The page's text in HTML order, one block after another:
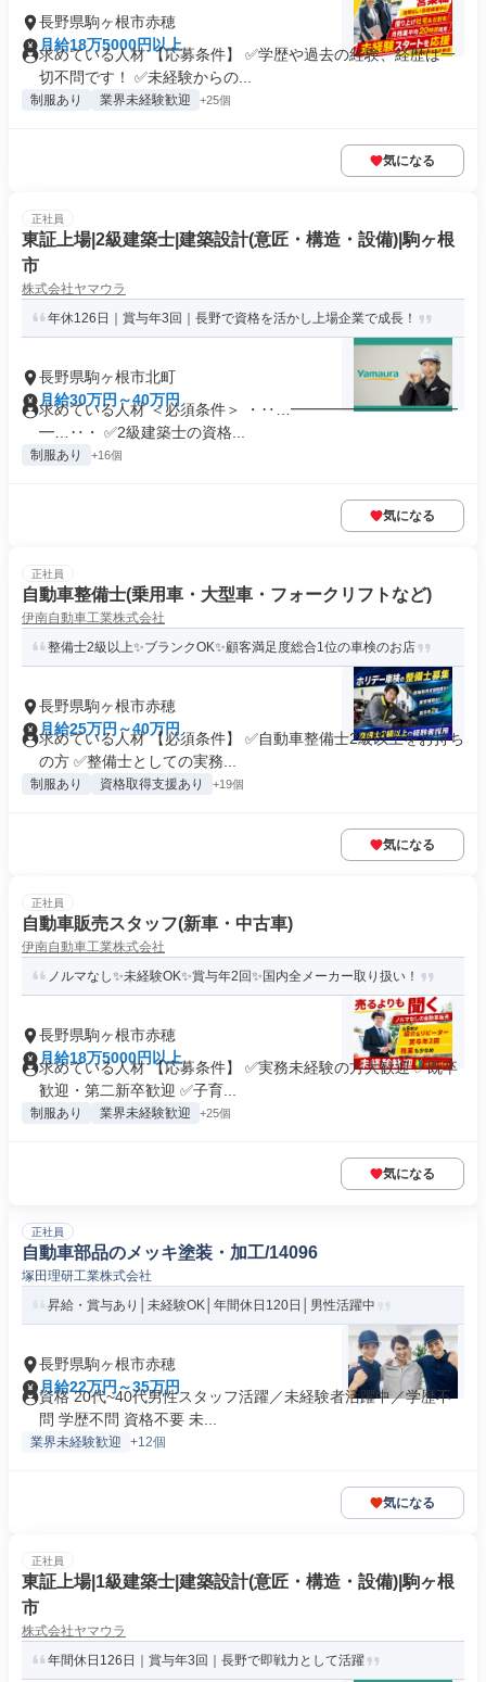
長野県駒ヶ根市赤穂
月給18万5000円以上
求めている人材 【応募条件】 ✅学歴や過去の経験、経歴は一
切不問です！ ✅未経験からの...
制服あり 業界未経験歓迎 +25個
気になる
正社員
東証上場|2級建築士|建築設計(意匠・構造・設備)|駒ヶ根
市
株式会社ヤマウラ
年休126日｜賞与年3回｜長野で資格を活かし上場企業で成長！
長野県駒ヶ根市北町
月給30万円～40万円
求めている人材 ＜必須条件＞ ・‥…━━━━━━━━━━━
━…‥・ ✅2級建築士の資格...
制服あり +16個
気になる
正社員
自動車整備士(乗用車・大型車・フォークリフトなど)
伊南自動車工業株式会社
整備士2級以上✨ブランクOK✨顧客満足度総合1位の車検のお店
長野県駒ヶ根市赤穂
月給25万円～40万円
求めている人材 【必須条件】 ✅自動車整備士2級以上をお持ち
の方 ✅整備士としての実務...
制服あり 資格取得支援あり +19個
気になる
正社員
自動車販売スタッフ(新車・中古車)
伊南自動車工業株式会社
ノルマなし✨未経験OK✨賞与年2回✨国内全メーカー取り扱い！
長野県駒ヶ根市赤穂
月給18万5000円以上
求めている人材 【応募条件】 ✅実務未経験の方大歓迎 ✅既卒
歓迎・第二新卒歓迎 ✅子育...
制服あり 業界未経験歓迎 +25個
気になる
正社員
自動車部品のメッキ塗装・加工/14096
塚田理研工業株式会社
昇給・賞与あり│未経験OK│年間休日120日│男性活躍中
長野県駒ヶ根市赤穂
月給22万円～35万円
資格 20代~40代男性スタッフ活躍／未経験者活躍中／学歴不
問 学歴不問 資格不要 未...
業界未経験歓迎 +12個
気になる
正社員
東証上場|1級建築士|建築設計(意匠・構造・設備)|駒ヶ根
市
株式会社ヤマウラ
年間休日126日｜賞与年3回｜長野で即戦力として活躍